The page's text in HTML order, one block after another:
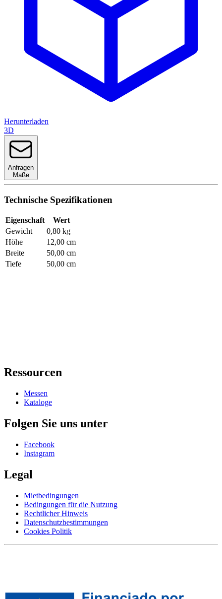
Herunterladen
3D
Anfragen
Maße
Technische Spezifikationen
Eigenschaft
Wert
Gewicht
0,80 kg
Höhe
12,00 cm
Breite
50,00 cm
Tiefe
50,00 cm
Ressourcen
Messen
Kataloge
Folgen Sie uns unter
Facebook
Instagram
Legal
Mietbedingungen
Bedingungen für die Nutzung
Rechtlicher Hinweis
Datenschutzbestimmungen
Cookies Politik